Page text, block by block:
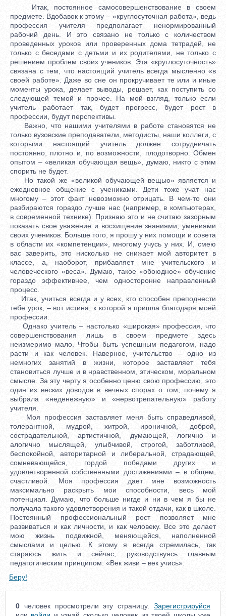
Итак, постоянное самосовершенствование в своем
предмете. Вдобавок к этому – «круглосуточная работа», ведь
профессия учителя предполагает ненормированный
рабочий день. И это связано не только с количеством
проведенных уроков или проверенных дома тетрадей, не
только с беседами с детьми и их родителями, не только с
решением проблем своих учеников. Эта «круглосуточность»
связана с тем, что настоящий учитель всегда мысленно «в
своей работе». Даже во сне он прокручивает те или и иные
моменты урока, делает выводы, решает, как поступить со
следующей темой и прочее. На мой взгляд, только если
учитель работает так, будет прогресс, будет рост в
профессии, будут перспективы.
Важно, что нашими учителями в работе становятся не
только вузовские преподаватели, методисты, наши коллеги, с
которыми настоящий учитель должен сотрудничать
постоянно, плотно и, по возможности, плодотворно. Обмен
опытом – «великая обучающая вещь», думаю, никто с этим
спорить не будет.
Но такой же «великой обучающей вещью» является и
ежедневное общение с учениками. Дети тоже учат нас
многому – этот факт невозможно отрицать. В чем-то они
разбираются гораздо лучше нас (например, в компьютерах,
в современной технике). Признаю это и не считаю зазорным
показать свое уважение и восхищение знаниями, умениями
своих учеников. Больше того, я прошу у них помощи и совета
в области их «компетенции», многому учусь у них. И, смею
вас заверить, это нисколько не снижает мой авторитет в
классе, а, наоборот, прибавляет мне учительского и
человеческого «веса». Думаю, такое «обоюдное» обучение
гораздо эффективнее, чем односторонне направленный
процесс.
Итак, учиться всегда и у всех, кто способен преподнести
тебе урок, – вот истина, к которой я пришла благодаря моей
профессии.
Однако учитель – настолько «широкая» профессия, что
совершенствования лишь в своем предмете здесь
неизмеримо мало. Чтобы быть успешным педагогом, надо
расти и как человек. Наверное, учительство – одно из
немногих занятий в жизни, которое заставляет тебя
становиться лучше и в нравственном, этическом, моральном
смысле. За эту черту я особенно ценю свою профессию, это
один из веских доводов в вечных спорах о том, почему я
выбрала «неденежную» и «нервотрепательную» работу
учителя.
Моя профессия заставляет меня быть справедливой,
толерантной, мудрой, хитрой, ироничной, доброй,
сострадательной, артистичной, думающей, логично и
алогично мыслящей, улыбчивой, строгой, заботливой,
беспокойной, авторитарной и либеральной, страдающей,
сомневающейся, гордой победами других и
удовлетворенной собственными достижениями – в общем,
счастливой. Моя профессия дает мне возможность
максимально раскрыть мои способности, весь мой
потенциал. Думаю, что больше нигде и ни в чем я бы не
получала такого удовлетворения и такой отдачи, как в школе.
Постоянный профессиональный рост позволяет мне
развиваться и как личности, и как человеку. Все это делает
мою жизнь подвижной, меняющейся, наполненной
смыслами и целью. К этому я всегда стремилась, так
стараюсь жить и сейчас, руководствуясь главным
педагогическим принципом: «Век живи – век учись».
Беру!
0 человек просмотрели эту страницу. Зарегистрируйся